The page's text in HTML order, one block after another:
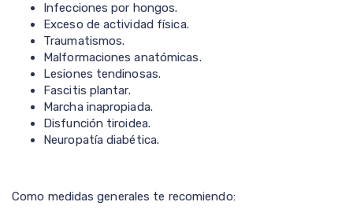
Infecciones por hongos.
Exceso de actividad física.
Traumatismos.
Malformaciones anatómicas.
Lesiones tendinosas.
Fascitis plantar.
Marcha inapropiada.
Disfunción tiroidea.
Neuropatía diabética.
Como medidas generales te recomiendo: